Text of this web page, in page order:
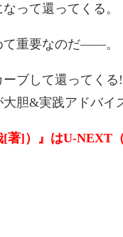
って還ってくる。
て重要なのだ――。
ブして還ってくる
大胆&実践アドバイ
]）』はU-NEXT